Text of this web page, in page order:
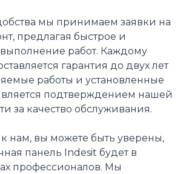
мы принимаем заявки на
предлагая быстрое и
выполнение работ. Каждому
гарантия до двух лет
работы и установленные
подтверждением нашей
за качество обслуживания.
нам, вы можете быть уверены,
панель Indesit будет в
профессионалов. Мы